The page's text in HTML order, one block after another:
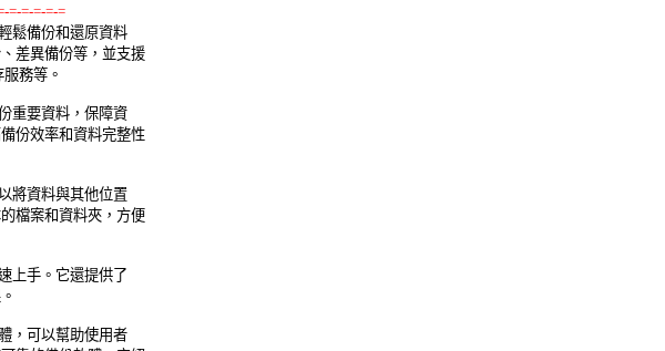
=-=-=-=-=
鬆備份和還原資料
差異備份等，並支援
務等。
重要資料，保障資
份效率和資料完整性
將資料與其他位置
檔案和資料夾，方便
上手。它還提供了
，可以幫助使用者